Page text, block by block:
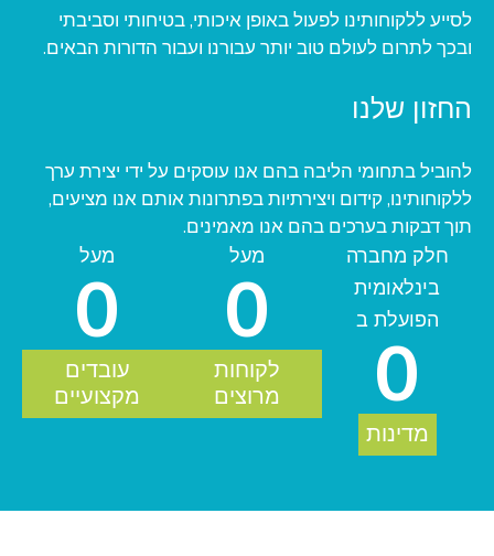
לסייע ללקוחותינו לפעול באופן איכותי, בטיחותי וסביבתי
ובכך לתרום לעולם טוב יותר עבורנו ועבור הדורות הבאים.
החזון שלנו
להוביל בתחומי הליבה בהם אנו עוסקים על ידי יצירת ערך
ללקוחותינו, קידום ויצירתיות בפתרונות אותם אנו מציעים,
תוך דבקות בערכים בהם אנו מאמינים.
חלק מחברה
בינלאומית
הפועלת ב
0
מדינות
מעל
0
לקוחות
מרוצים
מעל
0
עובדים
מקצועיים